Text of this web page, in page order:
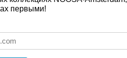
первыми!